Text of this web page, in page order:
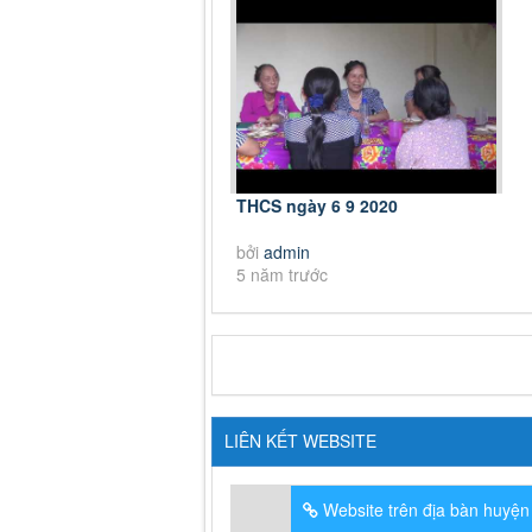
THCS ngày 6 9 2020
bởi admin
5 năm trước
LIÊN KẾT WEBSITE
Website trên địa bàn huyện